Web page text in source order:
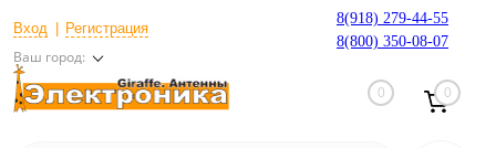
Вход Регистрация
Ваш город:
8(918) 279-44-55
8(800) 350-08-07
0 0